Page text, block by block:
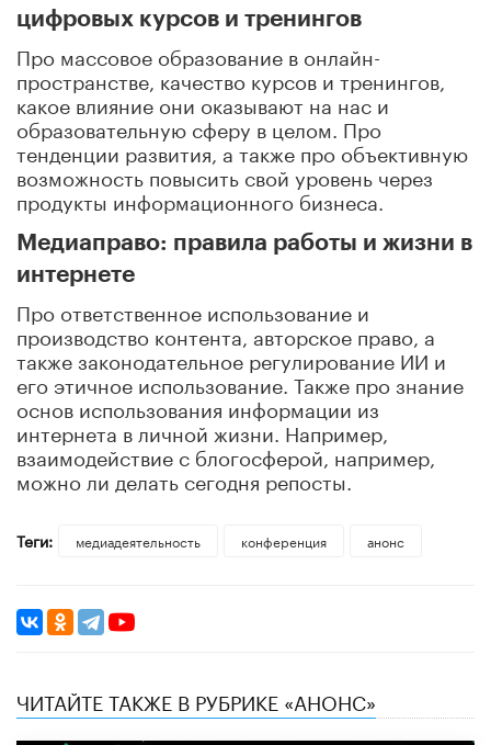
цифровых курсов и тренингов
Про массовое образование в онлайн-
пространстве, качество курсов и тренингов,
какое влияние они оказывают на нас и
образовательную сферу в целом. Про
тенденции развития, а также про объективную
возможность повысить свой уровень через
продукты информационного бизнеса.
Медиаправо: правила работы и жизни в
интернете
Про ответственное использование и
производство контента, авторское право, а
также законодательное регулирование ИИ и
его этичное использование. Также про знание
основ использования информации из
интернета в личной жизни. Например,
взаимодействие с блогосферой, например,
можно ли делать сегодня репосты.
Теги: медиадеятельность конференция анонс
ЧИТАЙТЕ ТАКЖЕ В РУБРИКЕ «АНОНС»